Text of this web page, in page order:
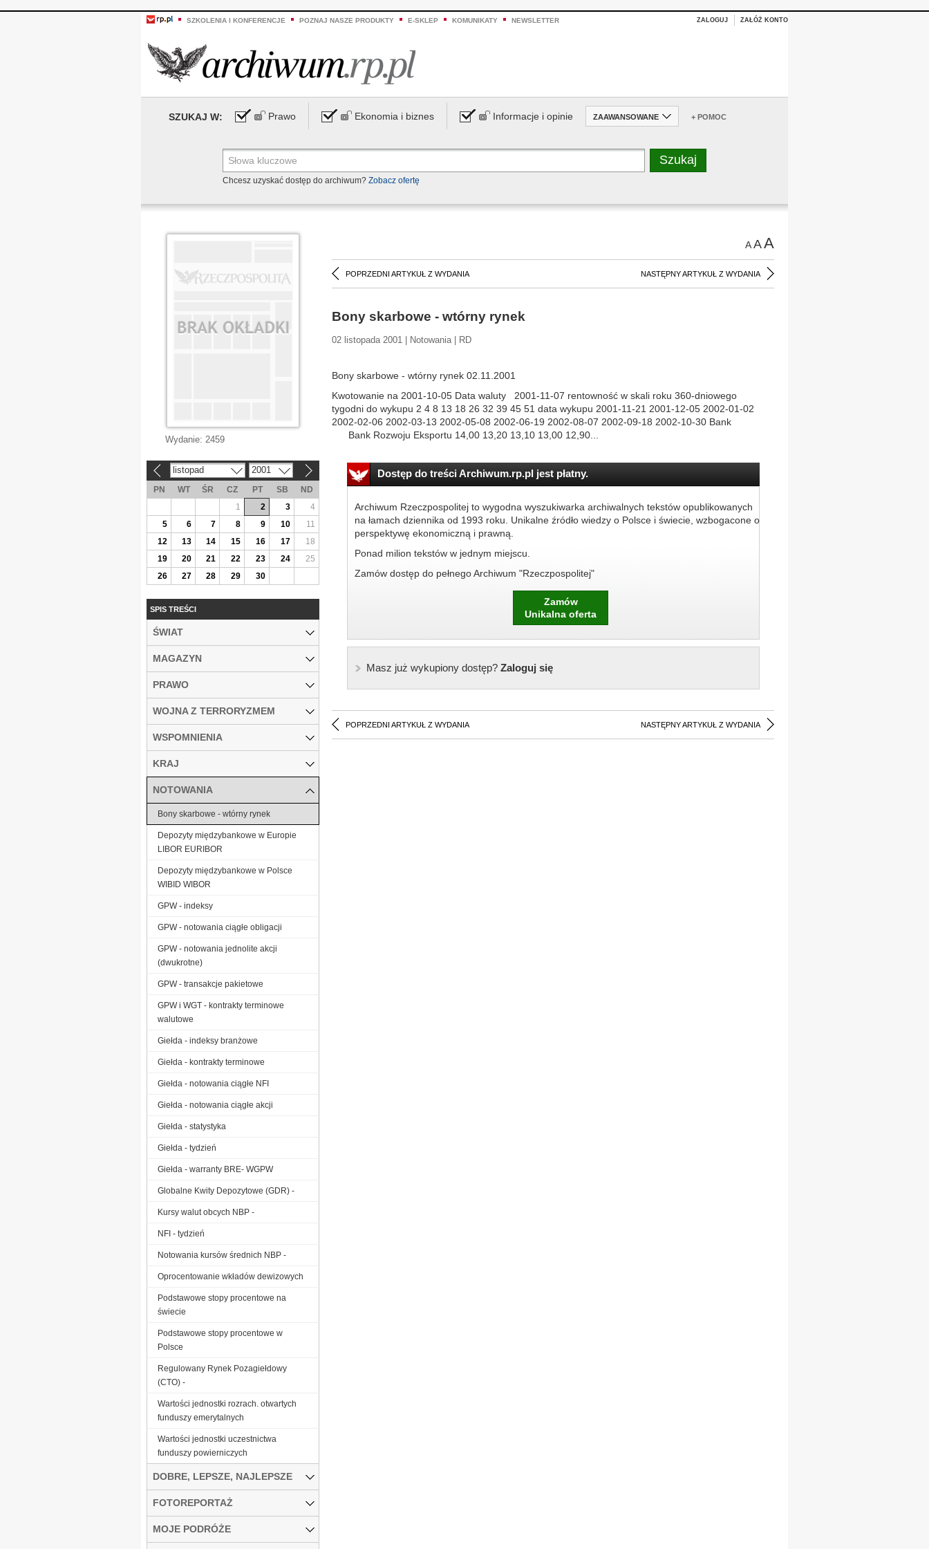
SZKOLENIA I KONFERENCJE POZNAJ NASZE PRODUKTY E-SKLEP KOMUNIKATY NEWSLETTER ZALOGUJ ZAŁÓŻ KONTO
SZUKAJ W: Prawo Ekonomia i biznes Informacje i opinie ZAAWANSOWANE + POMOC
Chcesz uzyskać dostęp do archiwum? Zobacz ofertę
AAA
POPRZEDNI ARTYKUŁ Z WYDANIA NASTĘPNY ARTYKUŁ Z WYDANIA
Bony skarbowe - wtórny rynek
02 listopada 2001 | Notowania | RD
Bony skarbowe - wtórny rynek 02.11.2001
Kwotowanie na 2001-10-05 Data waluty 2001-11-07 rentowność w skali roku 360-dniowego
tygodni do wykupu 2 4 8 13 18 26 32 39 45 51 data wykupu 2001-11-21 2001-12-05 2002-01-02
2002-02-06 2002-03-13 2002-05-08 2002-06-19 2002-08-07 2002-09-18 2002-10-30 Bank
Bank Rozwoju Eksportu 14,00 13,20 13,10 13,00 12,90...
Dostęp do treści Archiwum.rp.pl jest płatny.
Archiwum Rzeczpospolitej to wygodna wyszukiwarka archiwalnych tekstów opublikowanych
na łamach dziennika od 1993 roku. Unikalne źródło wiedzy o Polsce i świecie, wzbogacone o
perspektywę ekonomiczną i prawną.
Ponad milion tekstów w jednym miejscu.
Zamów dostęp do pełnego Archiwum "Rzeczpospolitej"
Zamów
Unikalna oferta
Masz już wykupiony dostęp?Zaloguj się
POPRZEDNI ARTYKUŁ Z WYDANIA NASTĘPNY ARTYKUŁ Z WYDANIA
Wydanie: 2459
listopad 2001
PN WT ŚR CZ PT SB
ND
1
2 3
4
5
6 7 8 9 10
11
12
13 14 15 16 17
18
19
20 21 22 23 24
25
26
27 28 29 30
SPIS TREŚCI
ŚWIAT
MAGAZYN
PRAWO
WOJNA Z TERRORYZMEM
WSPOMNIENIA
KRAJ
NOTOWANIA
Bony skarbowe - wtórny rynek
Depozyty międzybankowe w Europie
LIBOR EURIBOR
Depozyty międzybankowe w Polsce
WIBID WIBOR
GPW - indeksy
GPW - notowania ciągłe obligacji
GPW - notowania jednolite akcji
(dwukrotne)
GPW - transakcje pakietowe
GPW i WGT - kontrakty terminowe
walutowe
Giełda - indeksy branżowe
Giełda - kontrakty terminowe
Giełda - notowania ciągłe NFI
Giełda - notowania ciągłe akcji
Giełda - statystyka
Giełda - tydzień
Giełda - warranty BRE- WGPW
Globalne Kwity Depozytowe (GDR) -
Kursy walut obcych NBP -
NFI - tydzień
Notowania kursów średnich NBP -
Oprocentowanie wkładów dewizowych
Podstawowe stopy procentowe na
świecie
Podstawowe stopy procentowe w
Polsce
Regulowany Rynek Pozagiełdowy
(CTO) -
Wartości jednostki rozrach. otwartych
funduszy emerytalnych
Wartości jednostki uczestnictwa
funduszy powierniczych
DOBRE, LEPSZE, NAJLEPSZE
FOTOREPORTAŻ
MOJE PODRÓŻE